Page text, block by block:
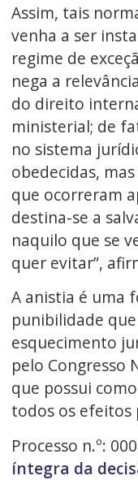
Assim, tais
venha a ser
regime de
nega a
do direito
ministerial; de
no sistema
obedecidas,
que ocorreram
destina-se a
naquilo que se
quer evitar”,
A anistia é uma
punibilidade
esquecimento
pelo Congresso
que possui
todos os efeitos
Processo n.º:
íntegra da